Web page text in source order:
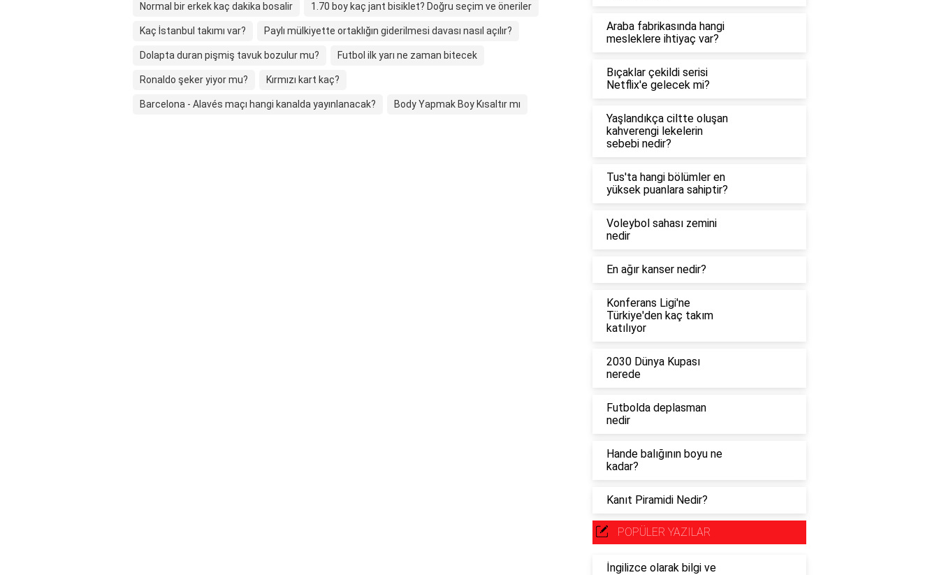
Normal bir erkek kaç dakika bosalir 1.70 boy kaç jant bisiklet? Doğru seçim ve öneriler
Kaç İstanbul takımı var? Paylı mülkiyette ortaklığın giderilmesi davası nasıl açılır?
Dolapta duran pişmiş tavuk bozulur mu? Futbol ilk yarı ne zaman bitecek
Ronaldo şeker yiyor mu? Kırmızı kart kaç?
Barcelona - Alavés maçı hangi kanalda yayınlanacak? Body Yapmak Boy Kısaltır mı
Araba fabrikasında hangi
mesleklere ihtiyaç var?
Bıçaklar çekildi serisi
Netflix'e gelecek mi?
Yaşlandıkça ciltte oluşan
kahverengi lekelerin
sebebi nedir?
Tus'ta hangi bölümler en
yüksek puanlara sahiptir?
Voleybol sahası zemini
nedir
En ağır kanser nedir?
Konferans Ligi'ne
Türkiye'den kaç takım
katılıyor
2030 Dünya Kupası
nerede
Futbolda deplasman
nedir
Hande balığının boyu ne
kadar?
Kanıt Piramidi Nedir?
POPÜLER YAZILAR
İngilizce olarak bilgi ve